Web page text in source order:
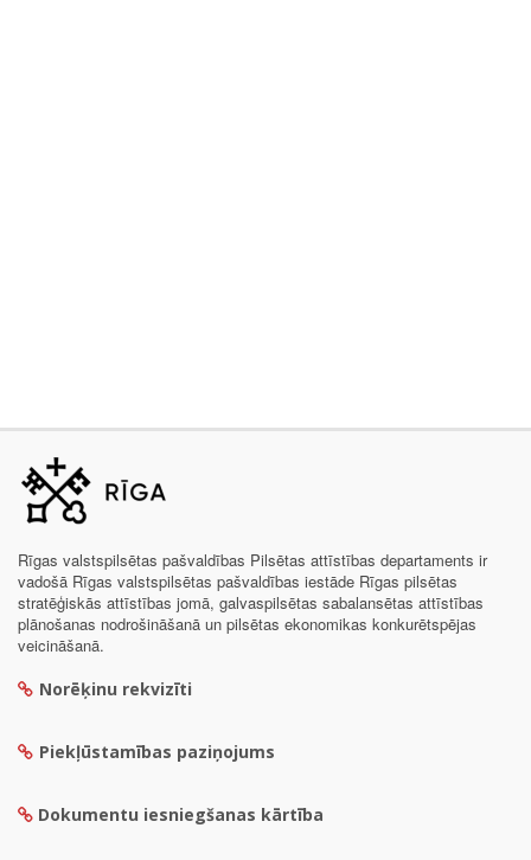
Rīgas valstspilsētas pašvaldības Pilsētas attīstības departaments ir
vadošā Rīgas valstspilsētas pašvaldības iestāde Rīgas pilsētas
stratēģiskās attīstības jomā, galvaspilsētas sabalansētas attīstības
plānošanas nodrošināšanā un pilsētas ekonomikas konkurētspējas
veicināšanā.
Norēķinu rekvizīti
Piekļūstamības paziņojums
Dokumentu iesniegšanas kārtība